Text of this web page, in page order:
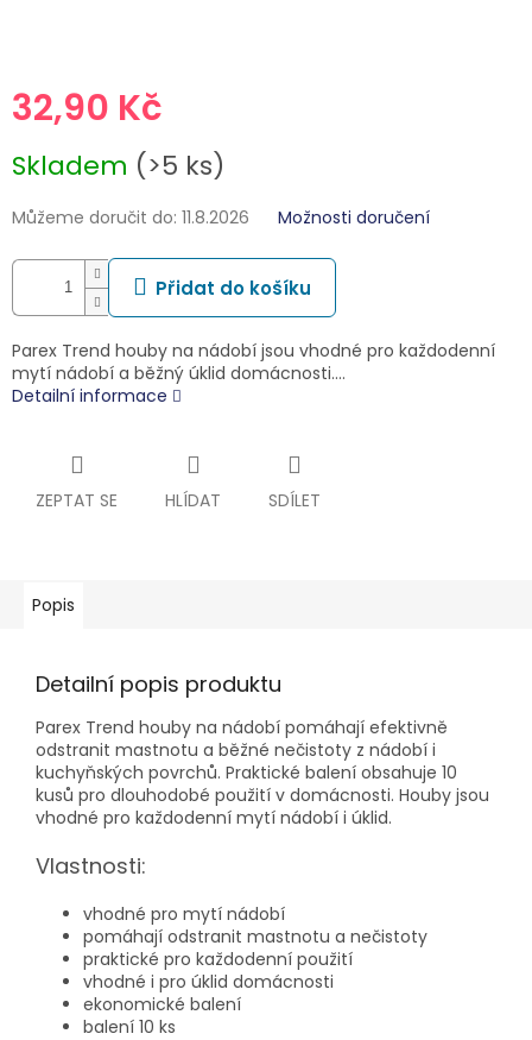
32,90 Kč
cena:
Skladem (>5 ks)
Můžeme doručit do: 11.8.2026 Možnosti doručení
Přidat do košíku
Parex Trend houby na nádobí jsou vhodné pro každodenní
mytí nádobí a běžný úklid domácnosti.…
Detailní informace
ZEPTAT SE HLÍDAT SDÍLET
Popis
Detailní popis produktu
Parex Trend houby na nádobí pomáhají efektivně
odstranit mastnotu a běžné nečistoty z nádobí i
kuchyňských povrchů. Praktické balení obsahuje 10
kusů pro dlouhodobé použití v domácnosti. Houby jsou
vhodné pro každodenní mytí nádobí i úklid.
Vlastnosti:
vhodné pro mytí nádobí
pomáhají odstranit mastnotu a nečistoty
praktické pro každodenní použití
vhodné i pro úklid domácnosti
ekonomické balení
balení 10 ks